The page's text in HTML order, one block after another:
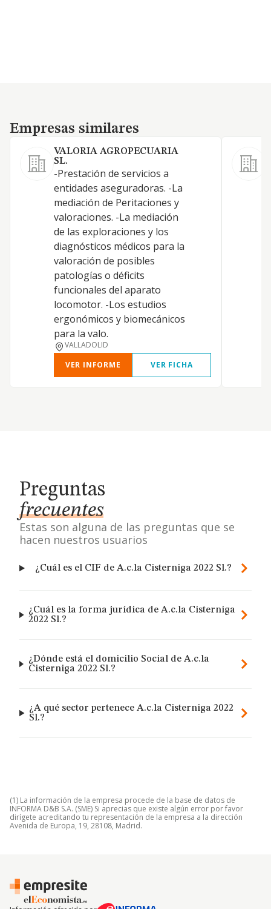
Empresas similares
Empresas similares
VALORIA AGROPECUARIA
SL.
-Prestación de servicios a
entidades aseguradoras. -La
mediación de Peritaciones y
valoraciones. -La mediación
de las exploraciones y los
diagnósticos médicos para la
valoración de posibles
patologías o déficits
funcionales del aparato
locomotor. -Los estudios
ergonómicos y biomecánicos
para la valo.
VALLADOLID
VER INFORME
VER FICHA
Preguntas
frecuentes
Estas son alguna de las preguntas que se
hacen nuestros usuarios
¿Cuál es el CIF de A.c.la Cisterniga 2022 Sl.?
¿Cuál es la forma jurídica de A.c.la Cisterniga
2022 Sl.?
¿Dónde está el domicilio Social de A.c.la
Cisterniga 2022 Sl.?
¿A qué sector pertenece A.c.la Cisterniga 2022
Sl.?
(1) La información de la empresa procede de la base de datos de
INFORMA D&B S.A. (SME) Si aprecias que existe algún error por favor
dirígete acreditando tu representación de la empresa a la dirección
Avenida de Europa, 19, 28108, Madrid.